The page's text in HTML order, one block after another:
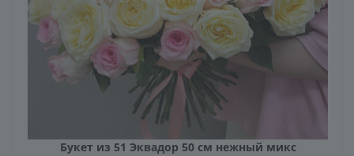
Букет из 51 Эквадор 50 см нежный микс